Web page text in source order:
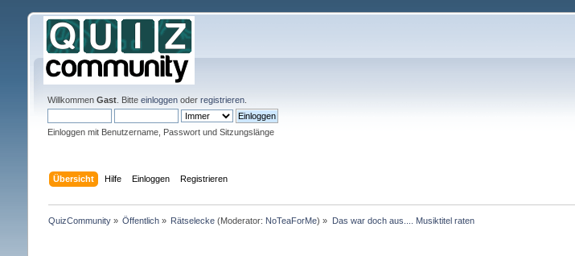
Willkommen Gast. Bitte einloggenoder registrieren.
Einloggen mit Benutzername, Passwort und Sitzungslänge
Übersicht Hilfe Einloggen Registrieren
QuizCommunity» Öffentlich » Rätselecke (Moderator: NoTeaForMe) » Das war doch aus.... Musiktitel raten